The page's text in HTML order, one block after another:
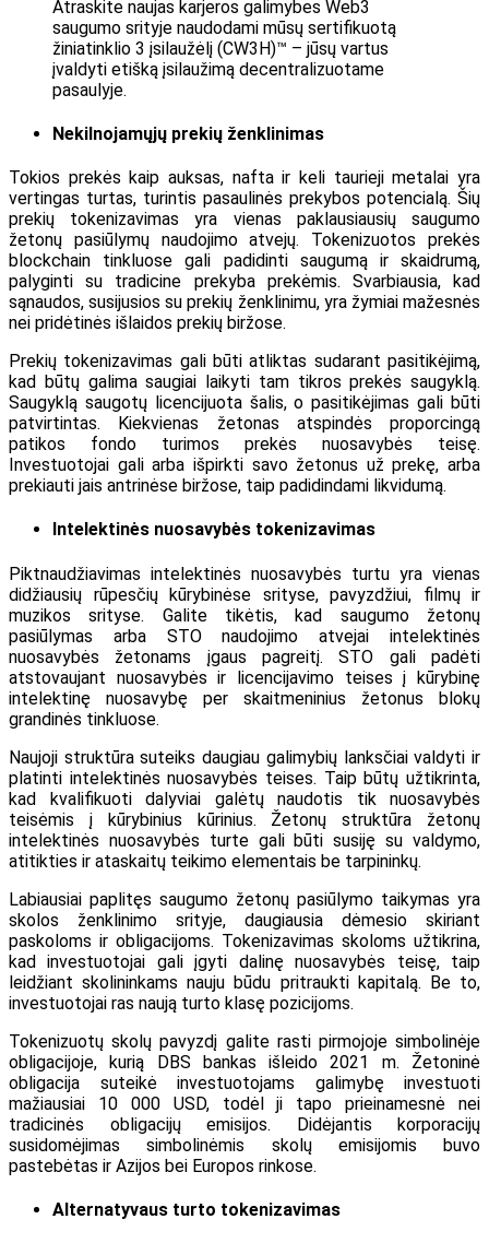
Atraskite naujas karjeros galimybes Web3
saugumo srityje naudodami mūsų sertifikuotą
žiniatinklio 3 įsilaužėlį (CW3H)™ – jūsų vartus
įvaldyti etišką įsilaužimą decentralizuotame
pasaulyje.
Nekilnojamųjų prekių ženklinimas
Tokios prekės kaip auksas, nafta ir keli taurieji metalai yra
vertingas turtas, turintis pasaulinės prekybos potencialą. Šių
prekių tokenizavimas yra vienas paklausiausių saugumo
žetonų pasiūlymų naudojimo atvejų. Tokenizuotos prekės
blockchain tinkluose gali padidinti saugumą ir skaidrumą,
palyginti su tradicine prekyba prekėmis. Svarbiausia, kad
sąnaudos, susijusios su prekių ženklinimu, yra žymiai mažesnės
nei pridėtinės išlaidos prekių biržose.
Prekių tokenizavimas gali būti atliktas sudarant pasitikėjimą,
kad būtų galima saugiai laikyti tam tikros prekės saugyklą.
Saugyklą saugotų licencijuota šalis, o pasitikėjimas gali būti
patvirtintas. Kiekvienas žetonas atspindės proporcingą
patikos fondo turimos prekės nuosavybės teisę.
Investuotojai gali arba išpirkti savo žetonus už prekę, arba
prekiauti jais antrinėse biržose, taip padidindami likvidumą.
Intelektinės nuosavybės tokenizavimas
Piktnaudžiavimas intelektinės nuosavybės turtu yra vienas
didžiausių rūpesčių kūrybinėse srityse, pavyzdžiui, filmų ir
muzikos srityse. Galite tikėtis, kad saugumo žetonų
pasiūlymas arba STO naudojimo atvejai intelektinės
nuosavybės žetonams įgaus pagreitį. STO gali padėti
atstovaujant nuosavybės ir licencijavimo teises į kūrybinę
intelektinę nuosavybę per skaitmeninius žetonus blokų
grandinės tinkluose.
Naujoji struktūra suteiks daugiau galimybių lanksčiai valdyti ir
platinti intelektinės nuosavybės teises. Taip būtų užtikrinta,
kad kvalifikuoti dalyviai galėtų naudotis tik nuosavybės
teisėmis į kūrybinius kūrinius. Žetonų struktūra žetonų
intelektinės nuosavybės turte gali būti susiję su valdymo,
atitikties ir ataskaitų teikimo elementais be tarpininkų.
Labiausiai paplitęs saugumo žetonų pasiūlymo taikymas yra
skolos ženklinimo srityje, daugiausia dėmesio skiriant
paskoloms ir obligacijoms. Tokenizavimas skoloms užtikrina,
kad investuotojai gali įgyti dalinę nuosavybės teisę, taip
leidžiant skolininkams nauju būdu pritraukti kapitalą. Be to,
investuotojai ras naują turto klasę pozicijoms.
Tokenizuotų skolų pavyzdį galite rasti pirmojoje simbolinėje
obligacijoje, kurią DBS bankas išleido 2021 m. Žetoninė
obligacija suteikė investuotojams galimybę investuoti
mažiausiai 10 000 USD, todėl ji tapo prieinamesnė nei
tradicinės obligacijų emisijos. Didėjantis korporacijų
susidomėjimas simbolinėmis skolų emisijomis buvo
pastebėtas ir Azijos bei Europos rinkose.
Alternatyvaus turto tokenizavimas